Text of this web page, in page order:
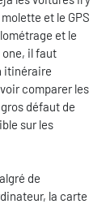
et le GPS
et le
il faut
itinéraire
comparer les
défaut de
sur les
de
la carte